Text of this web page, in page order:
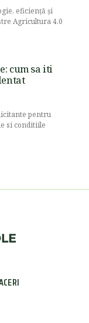
eficiență și
Agricultura 4.0
cum sa iti
pentru
si conditiile